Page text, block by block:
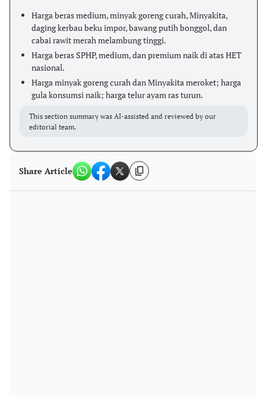
Harga beras medium, minyak goreng curah, Minyakita,
daging kerbau beku impor, bawang putih bonggol, dan
cabai rawit merah melambung tinggi.
Harga beras SPHP, medium, dan premium naik di atas HET
nasional.
Harga minyak goreng curah dan Minyakita meroket; harga
gula konsumsi naik; harga telur ayam ras turun.
This section summary was AI-assisted and reviewed by our
editorial team.
Share Article